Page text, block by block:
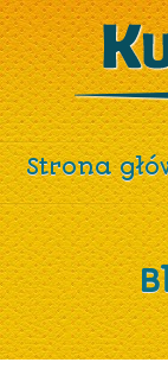
Strona